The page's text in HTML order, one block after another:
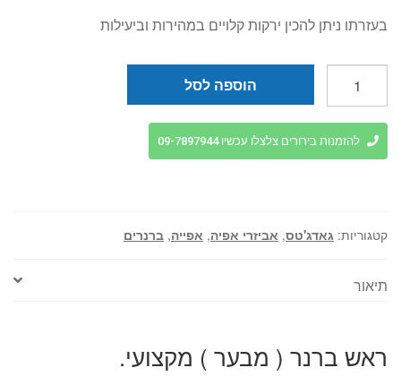
בעזרתו ניתן להכין ירקות קלויים במהירות וביעילות
ראש
ברנר
(
מקצועי.
הוספה לסל
להזמנות בירורים צלצלו עכשיו 09-7897944
קטגוריות: גאדג'טס, אביזרי אפיה, אפייה, ברנרים
תיאור
ראש ברנר ( מבער ) מקצועי.